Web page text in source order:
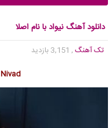
دانلود آهنگ نیواد با نام اصلا
تک آهنگ , 3,151 بازدید
Nivad